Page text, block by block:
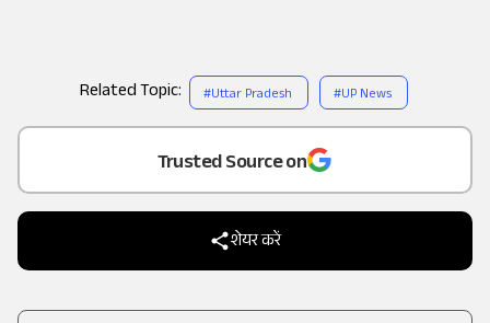
Add
as a
Trusted Source on
शेयर करें
Related Topic: #Uttar Pradesh #UP News